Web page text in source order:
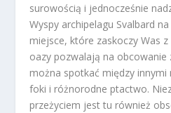
surowością i jednocześnie
Wyspy archipelagu Svalbard
miejsce, które zaskoczy Was
oazy pozwalają na obcowanie
można spotkać między innymi
foki i różnorodne ptactwo.
przeżyciem jest tu również